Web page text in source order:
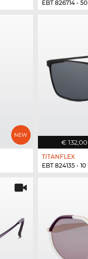
EBT 826714 - 50
€ 132,00
TITANFLEX
EBT 824135 - 10